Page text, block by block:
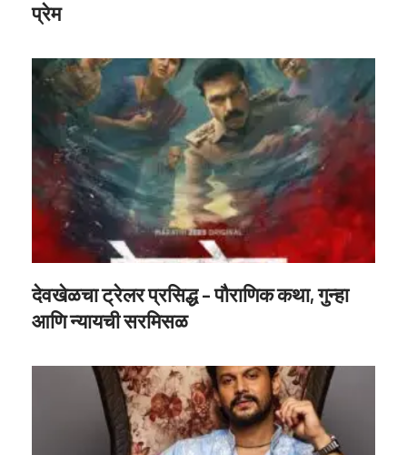
प्रेम
देवखेळचा ट्रेलर प्रसिद्ध – पौराणिक कथा, गुन्हा
आणि न्यायची सरमिसळ